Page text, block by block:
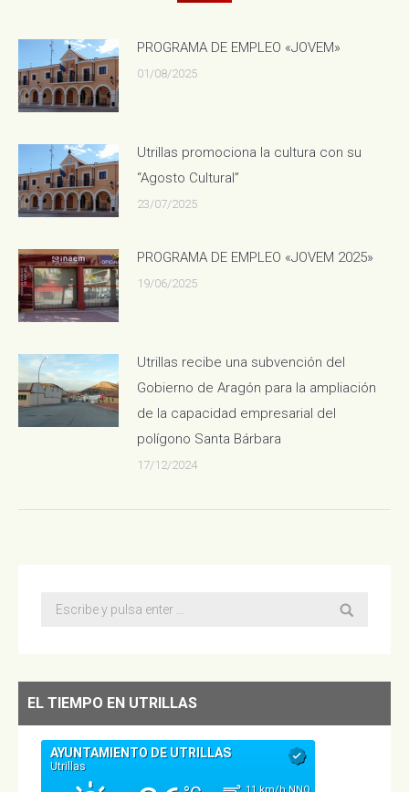
PROGRAMA DE EMPLEO «JOVEM»
01/08/2025
Utrillas promociona la cultura con su
“Agosto Cultural”
23/07/2025
PROGRAMA DE EMPLEO «JOVEM 2025»
19/06/2025
Utrillas recibe una subvención del
Gobierno de Aragón para la ampliación
de la capacidad empresarial del
polígono Santa Bárbara
17/12/2024
Buscar:
EL TIEMPO EN UTRILLAS